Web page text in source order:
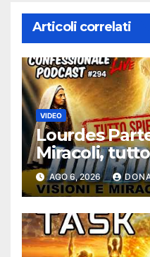
Articoli correlati
VIDEO
Lourdes
Miracoli,
Debunking |
AGO 6, 2026